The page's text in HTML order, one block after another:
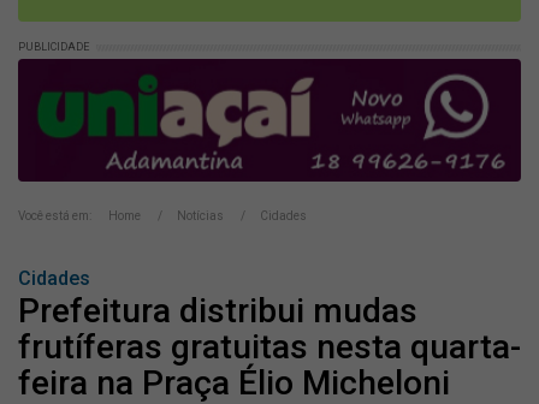
PUBLICIDADE
Você está em: Home Notícias Cidades
Cidades
Prefeitura distribui mudas
frutíferas gratuitas nesta quarta-
feira na Praça Élio Micheloni